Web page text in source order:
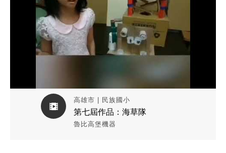
高雄市 | 民族國小
第七屆作品：海草隊
魯比高堡機器